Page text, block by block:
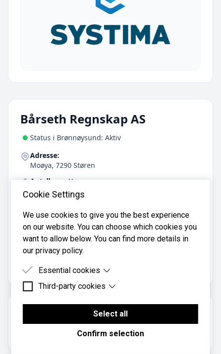
Bårseth Regnskap AS
Status i Brønnøysund: Aktiv
Adresse:
Moøya, 7290 Støren
Antall ansatte:
6
72 43 15 03
Bårseth Regnskap AS er registrert i
985698686.
Om regnskapsbyrået
Cookie Settings
We use cookies to give you the best experience
on our website. You can choose which cookies you
want to allow below. You can find more details in
our privacy policy.
Essential cookies
Essential cookies are cookies that are needed for
Third-party cookies
Third-party cookies are cookies set by third-party
software to enable features such as Google
Maps.
Select all
Confirm selection